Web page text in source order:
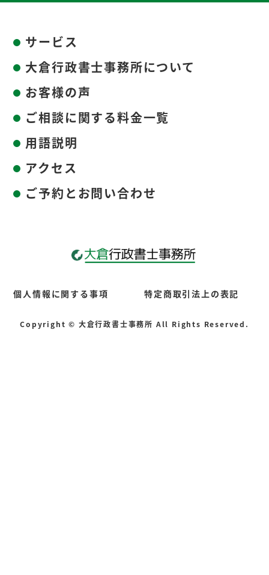
サービス
大倉行政書士事務所について
お客様の声
ご相談に関する料金一覧
用語説明
アクセス
ご予約とお問い合わせ
個人情報に関する事項 特定商取引法上の表記
Copyright © 大倉行政書士事務所 All Rights Reserved.